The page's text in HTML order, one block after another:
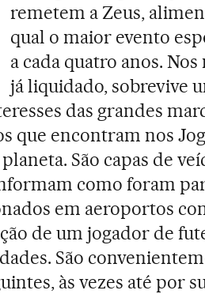
remetem a Zeus,
qual o maior evento
a cada quatro anos.
já liquidado, sobrevive
das grandes
que encontram nos
São capas de
como foram
em aeroportos
de um jogador de
São
às vezes até por